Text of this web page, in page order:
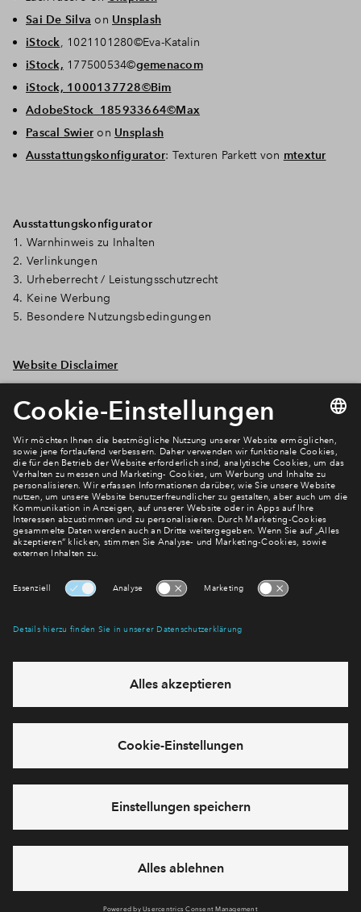
Sai De Silva on Unsplash
iStock, 1021101280©Eva-Katalin
iStock, 177500534©gemenacom
iStock, 1000137728©Bim
AdobeStock_185933664©Max
Pascal Swier on Unsplash
Ausstattungskonfigurator: Texturen Parkett von mtextur
Ausstattungskonfigurator
1. Warnhinweis zu Inhalten
2. Verlinkungen
3. Urheberrecht / Leistungsschutzrecht
4. Keine Werbung
5. Besondere Nutzungsbedingungen
Website Disclaimer
Newsletter Anmeldung
Verpassen Sie zu diesem Wohnprojekt keine Neuigkeiten
mehr! Wir halten Sie auf dem Laufenden – mit unserem
regelmäßig erscheinenden Newsletter informieren wir Sie
über den Stand dieses und weiterer Neubauprojekte.
Abonnieren
für unsereDatenschutzerklärung
Formular: